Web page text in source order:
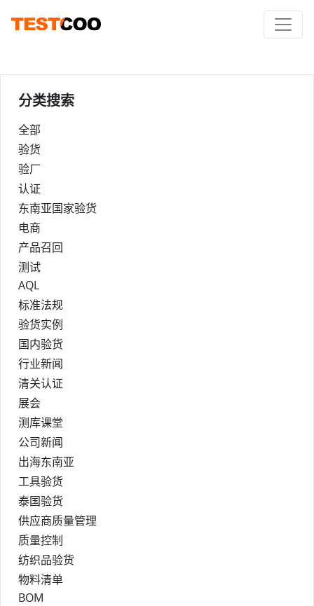
分类搜索
全部
验货
验厂
认证
东南亚国家验货
电商
产品召回
测试
AQL
标准法规
验货实例
国内验货
行业新闻
清关认证
展会
测库课堂
公司新闻
出海东南亚
工具验货
泰国验货
供应商质量管理
质量控制
纺织品验货
物料清单
BOM